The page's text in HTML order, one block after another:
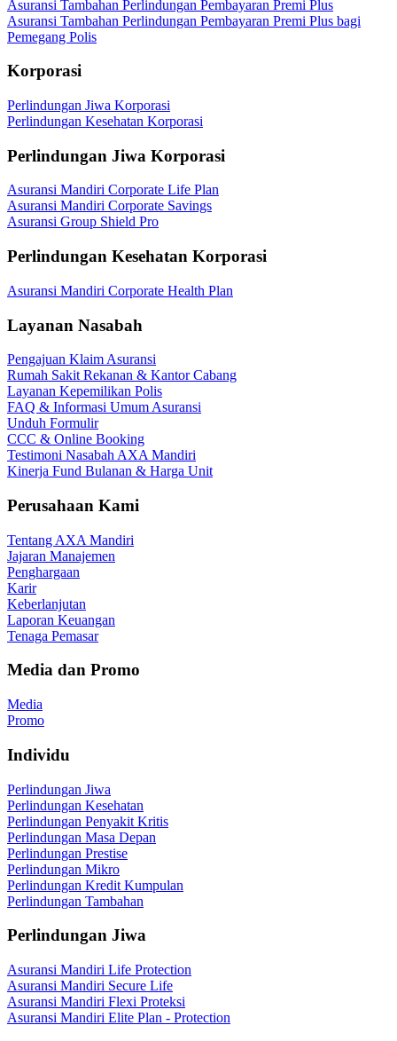
Asuransi Tambahan Perlindungan Pembayaran Premi Plus
Asuransi Tambahan Perlindungan Pembayaran Premi Plus bagi
Pemegang Polis
Korporasi
Perlindungan Jiwa Korporasi
Perlindungan Kesehatan Korporasi
Perlindungan Jiwa Korporasi
Asuransi Mandiri Corporate Life Plan
Asuransi Mandiri Corporate Savings
Asuransi Group Shield Pro
Perlindungan Kesehatan Korporasi
Asuransi Mandiri Corporate Health Plan
Layanan Nasabah
Pengajuan Klaim Asuransi
Rumah Sakit Rekanan & Kantor Cabang
Layanan Kepemilikan Polis
FAQ & Informasi Umum Asuransi
Unduh Formulir
CCC & Online Booking
Testimoni Nasabah AXA Mandiri
Kinerja Fund Bulanan & Harga Unit
Perusahaan Kami
Tentang AXA Mandiri
Jajaran Manajemen
Penghargaan
Karir
Keberlanjutan
Laporan Keuangan
Tenaga Pemasar
Media dan Promo
Media
Promo
Individu
Perlindungan Jiwa
Perlindungan Kesehatan
Perlindungan Penyakit Kritis
Perlindungan Masa Depan
Perlindungan Prestise
Perlindungan Mikro
Perlindungan Kredit Kumpulan
Perlindungan Tambahan
Perlindungan Jiwa
Asuransi Mandiri Life Protection
Asuransi Mandiri Secure Life
Asuransi Mandiri Flexi Proteksi
Asuransi Mandiri Elite Plan - Protection